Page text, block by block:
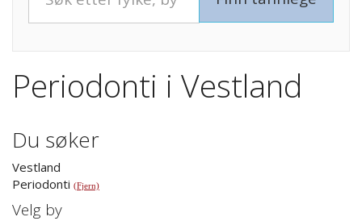
Periodonti i Vestland
Du søker
Vestland
Periodonti (Fjern)
Velg by